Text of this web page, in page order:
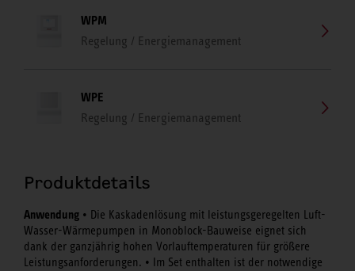
WPM
Regelung / Energiemanagement
WPE
Regelung / Energiemanagement
Produktdetails
Anwendung • Die Kaskadenlösung mit leistungsgeregelten Luft-
Wasser-Wärmepumpen in Monoblock-Bauweise eignet sich
dank der ganzjährig hohen Vorlauftemperaturen für größere
Leistungsanforderungen. • Im Set enthalten ist der notwendige